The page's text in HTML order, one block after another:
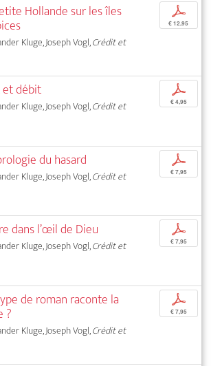
Hollande sur les îles
Kluge, Joseph Vogl,Crédit et
p
€ 12,95
débit
Kluge, Joseph Vogl,Crédit et
p
€ 4,95
du hasard
Kluge, Joseph Vogl,Crédit et
p
€ 7,95
dans l’œil de Dieu
Kluge, Joseph Vogl,Crédit et
p
€ 7,95
de roman raconte la
?
Kluge, Joseph Vogl,Crédit et
p
€ 7,95